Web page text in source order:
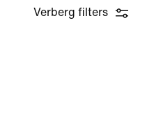
Verberg filters